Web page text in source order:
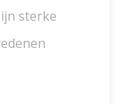
sterke